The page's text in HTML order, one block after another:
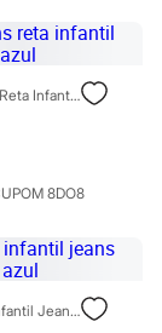
Calça Jeans Reta Infantil Com Bolsos Azul
8DO8
Calça Reta Infantil Jeans Cós Elástico Azul